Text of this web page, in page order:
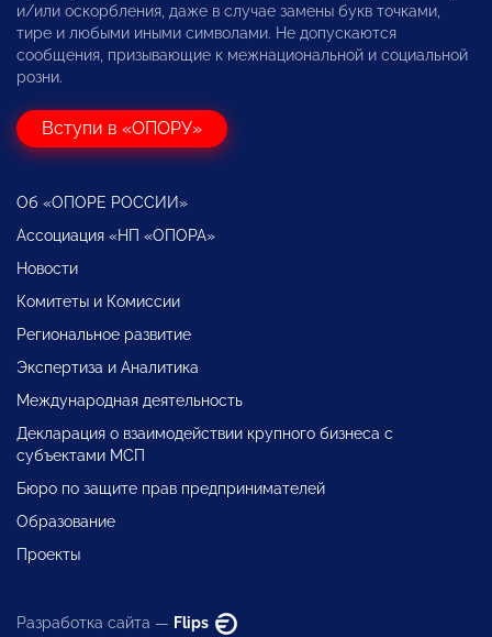
и/или оскорбления, даже в случае замены букв точками,
тире и любыми иными символами. Не допускаются
сообщения, призывающие к межнациональной и социальной
розни.
Вступи в «ОПОРУ»
Об «ОПОРЕ РОССИИ»
Ассоциация «НП «ОПОРА»
Новости
Комитеты и Комиссии
Региональное развитие
Экспертиза и Аналитика
Международная деятельность
Декларация о взаимодействии крупного бизнеса с
субъектами МСП
Бюро по защите прав предпринимателей
Образование
Проекты
Разработка сайта — Flips